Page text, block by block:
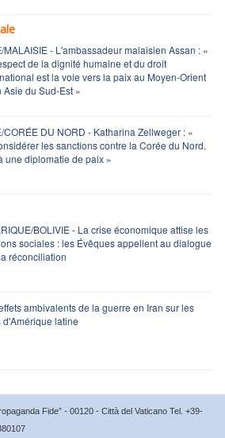
MALAISIE - L'ambassadeur malaisien Assan : «
de la dignité humaine et du droit
est la voie vers la paix au Moyen-Orient
Asie du Sud-Est »
CORÉE DU NORD - Katharina Zellweger : «
les sanctions contre la Corée du Nord.
une diplomatie de paix »
BOLIVIE - La crise économique attise les
sociales : les Évêques appellent au dialogue
réconciliation
ambivalents de la guerre en Iran sur les
d'Amérique latine
Fide” - 00120 - Città del Vaticano Tel. +39-